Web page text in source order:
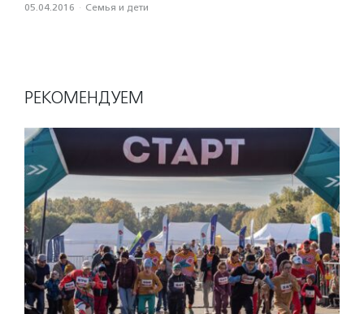
05.04.2016 · Семья и дети
РЕКОМЕНДУЕМ